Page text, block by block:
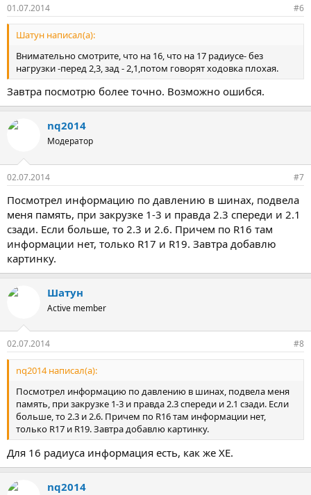
01.07.2014 #6
Шатун написал(а):
Внимательно смотрите, что на 16, что на 17 радиусе- без
нагрузки -перед 2,3, зад - 2,1,потом говорят ходовка плохая.
Завтра посмотрю более точно. Возможно ошибся.
nq2014
Модератор
02.07.2014 #7
Посмотрел информацию по давлению в шинах, подвела
меня память, при закрузке 1-3 и правда 2.3 спереди и 2.1
сзади. Если больше, то 2.3 и 2.6. Причем по R16 там
информации нет, только R17 и R19. Завтра добавлю
картинку.
Шатун
Active member
02.07.2014 #8
nq2014 написал(а):
Посмотрел информацию по давлению в шинах, подвела меня
память, при закрузке 1-3 и правда 2.3 спереди и 2.1 сзади. Если
больше, то 2.3 и 2.6. Причем по R16 там информации нет,
только R17 и R19. Завтра добавлю картинку.
Для 16 радиуса информация есть, как же ХЕ.
nq2014